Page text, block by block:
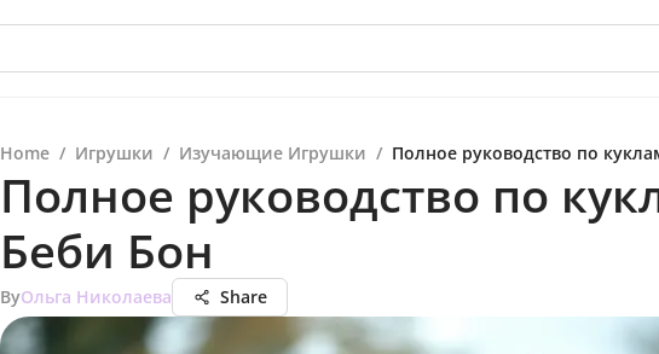
Home / Игрушки / Изучающие Игрушки / Полное руководство по
Полное руководство по
Беби Бон
ByОльга Николаева Share